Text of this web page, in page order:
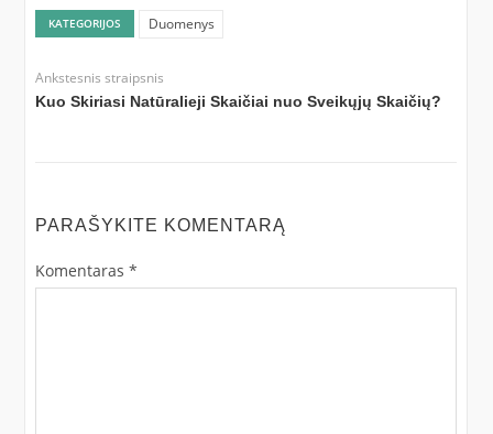
KATEGORIJOS Duomenys
Ankstesnis straipsnis
Kuo Skiriasi Natūralieji Skaičiai nuo Sveikųjų Skaičių?
PARAŠYKITE KOMENTARĄ
Komentaras *